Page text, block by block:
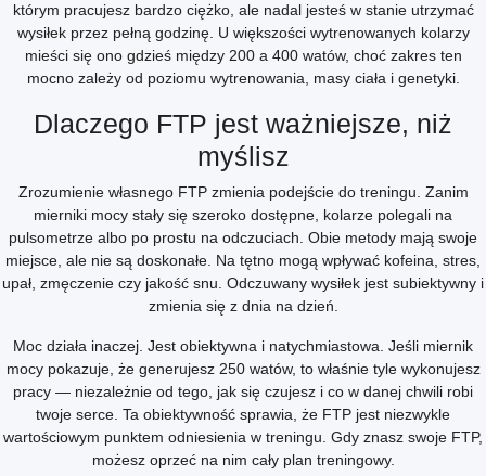
którym pracujesz bardzo ciężko, ale nadal jesteś w stanie utrzymać
wysiłek przez pełną godzinę. U większości wytrenowanych kolarzy
mieści się ono gdzieś między 200 a 400 watów, choć zakres ten
mocno zależy od poziomu wytrenowania, masy ciała i genetyki.
Dlaczego FTP jest ważniejsze, niż
myślisz
Zrozumienie własnego FTP zmienia podejście do treningu. Zanim
mierniki mocy stały się szeroko dostępne, kolarze polegali na
pulsometrze albo po prostu na odczuciach. Obie metody mają swoje
miejsce, ale nie są doskonałe. Na tętno mogą wpływać kofeina, stres,
upał, zmęczenie czy jakość snu. Odczuwany wysiłek jest subiektywny i
zmienia się z dnia na dzień.
Moc działa inaczej. Jest obiektywna i natychmiastowa. Jeśli miernik
mocy pokazuje, że generujesz 250 watów, to właśnie tyle wykonujesz
pracy — niezależnie od tego, jak się czujesz i co w danej chwili robi
twoje serce. Ta obiektywność sprawia, że FTP jest niezwykle
wartościowym punktem odniesienia w treningu. Gdy znasz swoje FTP,
możesz oprzeć na nim cały plan treningowy.